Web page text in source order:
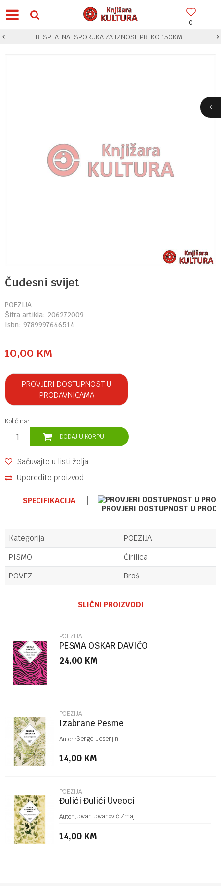
0
BESPLATNA ISPORUKA ZA IZNOSE PREKO 150KM!
Čudesni svijet
POEZIJA
Šifra artikla: 206272009
Isbn: 9789997646514
10,00 KM
PROVJERI DOSTUPNOST U
PRODAVNICAMA
Količina:
DODAJ U KORPU
Sačuvajte u listi želja
Uporedite proizvod
SPECIFIKACIJA
PROVJERI DOSTUPNOST U
Kategorija
POEZIJA
PISMO
Ćirilica
POVEZ
Broš
Poruka
POŠALJI
SLIČNI PROIZVODI
POEZIJA
PESMA OSKAR DAVIČO
24,00 KM
POEZIJA
Izabrane Pesme
Autor :Sergej Jesenjin
14,00 KM
POEZIJA
Đulići Đulići Uveoci
Autor :Jovan Jovanović Zmaj
14,00 KM